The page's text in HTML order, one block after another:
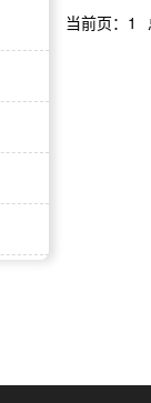
当前页：1